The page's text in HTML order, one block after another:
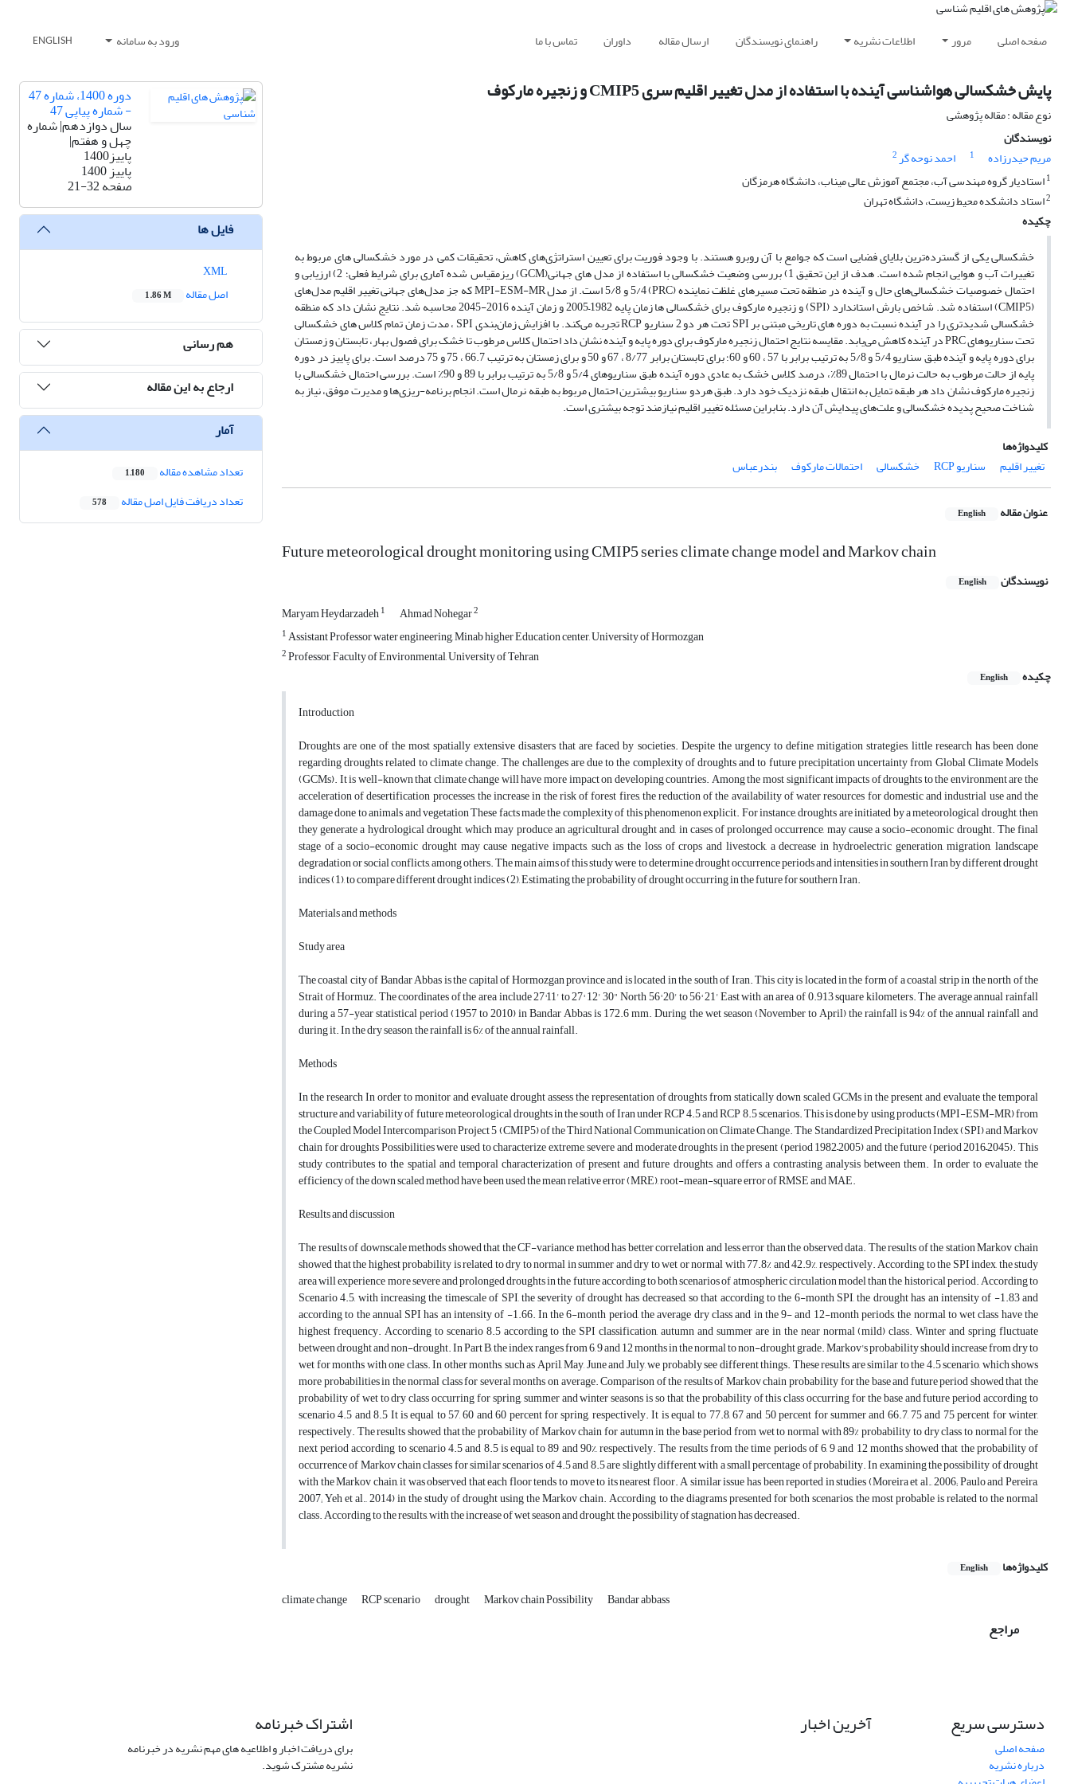
صفحه اصلی مرور اطلاعات نشریه راهنمای نویسندگان ارسال مقاله داوران تماس با ما ورود به سامانه ENGLISH
پایش خشکسالی هواشناسی آینده با استفاده از مدل تغییر اقلیم سری CMIP5 و زنجیره مارکوف
نوع مقاله : مقاله پژوهشی
نویسندگان
مریم حیدرزاده
1 احمد نوحه گر2
1استادیار گروه مهندسی آب، مجتمع آموزش عالی میناب، دانشگاه هرمزگان
2استاد دانشکده محیط زیست، دانشگاه تهران
چکیده
خشکسالی یکی از گسترده‌ترین بلایای فضایی است که جوامع با آن روبرو هستند. با وجود فوریت برای تعیین استراتژی‌های کاهش، تحقیقات کمی در مورد خشکسالی های مربوط به
تغییرات آب و هوایی انجام شده است. هدف از این تحقیق 1) بررسی وضعیت خشکسالی با استفاده از مدل های جهانی(GCM) ریزمقیاس شده آماری برای شرایط فعلی؛ 2) ارزیابی و
احتمال خصوصیات خشکسالی‌های حال و آینده در منطقه تحت مسیرهای غلظت نماینده (PRC) 5/4 و 5/8 است. از مدل MPI-ESM-MR که جز مدل‌های جهانی تغییر اقلیم مدل‌های
(CMIP5) استفاده شد. شاخص بارش استاندارد (SPI) و زنجیره مارکوف برای خشکسالی ها زمان پایه 1982–2005 و زمان آینده 2016-2045 محاسبه شد. نتایج نشان داد که منطقه
خشکسالی شدیدتری را در آینده نسبت به دوره های تاریخی مبتنی بر SPI تحت هر دو 2 سناریو RCP تجربه می‌کند. با افزایش زمان‌بندی SPI ، مدت زمان تمام کلاس های خشکسالی
تحت سناریوهای PRC در آینده کاهش می‌یابد. مقایسه نتایج احتمال زنجیره مارکوف برای دوره پایه و آینده نشان داد احتمال کلاس مرطوب تا خشک برای فصول بهار، تابستان و زمستان
برای دوره پایه و آینده طبق سناریو 5/4 و 5/8 به ترتیب برابر با 57 ، 60 و 60؛ برای تابستان برابر 8/77 ، 67 و 50 و برای زمستان به ترتیب 66.7 ، 75 و 75 درصد است. برای پاییز در دوره
پایه از حالت مرطوب به حالت نرمال با احتمال 89٪، درصد کلاس خشک به عادی دوره آینده طبق سناریوهای 5/4 و 5/8 به ترتیب برابر با 89 و 90٪ است. بررسی احتمال خشکسالی با
زنجیره مارکوف نشان داد هر طبقه تمایل به انتقال طبقه نزدیک خود دارد. طبق هردو سناریو بیشترین احتمال مربوط به طبقه نرمال است. انجام برنامه-ریزی‌ها و مدیرت موفق، نیاز به
شناخت صحیح پدیده خشکسالی و علت‌های پیدایش آن دارد. بنابراین مسئله تغییر اقلیم نیازمند توجه بیشتری است.
کلیدواژه‌ها
تغییر اقلیم
سناریو RCP خشکسالی احتمالات مارکوف بندرعباس
عنوان مقاله English
Future meteorological drought monitoring using CMIP5 series climate change model and Markov chain
نویسندگان English
Maryam Heydarzadeh1 Ahmad Nohegar2
1Assistant Professor water engineering, Minab higher Education center, University of Hormozgan
2Professor, Faculty of Environmental, University of Tehran
چکیده
English
Introduction
Droughts are one of the most spatially extensive disasters that are faced by societies. Despite the urgency to define mitigation strategies, little research has been done
regarding droughts related to climate change. The challenges are due to the complexity of droughts and to future precipitation uncertainty from Global Climate Models
(GCMs). It is well-known that climate change will have more impact on developing countries. Among the most significant impacts of droughts to the environment are the
acceleration of desertification processes, the increase in the risk of forest fires, the reduction of the availability of water resources for domestic and industrial use and the
damage done to animals and vegetation These facts made the complexity of this phenomenon explicit. For instance, droughts are initiated by a meteorological drought, then
they generate a hydrological drought, which may produce an agricultural drought and, in cases of prolonged occurrence, may cause a socio-economic drought. The final
stage of a socio-economic drought may cause negative impacts, such as the loss of crops and livestock, a decrease in hydroelectric generation, migration, landscape
degradation or social conflicts, among others. The main aims of this study were to determine drought occurrence periods and intensities in southern Iran by different drought
indices (1), to compare different drought indices (2), Estimating the probability of drought occurring in the future for southern Iran.
Materials and methods
Study area
The coastal city of Bandar Abbas is the capital of Hormozgan province and is located in the south of Iran. This city is located in the form of a coastal strip in the north of the
Strait of Hormuz. The coordinates of the area include 27°11' to 27° 12' 30" North 56° 20' to 56° 21' East with an area of 0.913 square kilometers. The average annual rainfall
during a 57-year statistical period (1957 to 2010) in Bandar Abbas is 172.6 mm. During the wet season (November to April) the rainfall is 94% of the annual rainfall and
during it. In the dry season, the rainfall is 6% of the annual rainfall.
Methods
In the research In order to monitor and evaluate drought assess the representation of droughts from statically down scaled GCMs in the present and evaluate the temporal
structure and variability of future meteorological droughts in the south of Iran under RCP 4.5 and RCP 8.5 scenarios. This is done by using products (MPI-ESM-MR) from
the Coupled Model Intercomparison Project 5 (CMIP5) of the Third National Communication on Climate Change. The Standardized Precipitation Index (SPI) and Markov
chain for droughts Possibilities were used to characterize extreme, severe and moderate droughts in the present (period 1982–2005) and the future (period 2016–2045). This
study contributes to the spatial and temporal characterization of present and future droughts, and offers a contrasting analysis between them. In order to evaluate the
efficiency of the down scaled method have been used the mean relative error (MRE), root-mean-square error of RMSE and MAE.
Results and discussion
The results of downscale methods showed that the CF-variance method has better correlation and less error than the observed data. The results of the station Markov chain
showed that the highest probability is related to dry to normal in summer and dry to wet or normal with 77.8% and 42.9%, respectively. According to the SPI index, the study
area will experience more severe and prolonged droughts in the future according to both scenarios of atmospheric circulation model than the historical period. According to
Scenario 4.5, with increasing the timescale of SPI, the severity of drought has decreased, so that according to the 6-month SPI, the drought has an intensity of -1.83 and
according to the annual SPI has an intensity of -1.66. In the 6-month period, the average dry class and in the 9- and 12-month periods, the normal to wet class have the
highest frequency. According to scenario 8.5 according to the SPI classification, autumn and summer are in the near normal (mild) class. Winter and spring fluctuate
between drought and non-drought. In Part B, the index ranges from 6, 9 and 12 months in the normal to non-drought grade. Markov's probability should increase from dry to
wet for months with one class. In other months, such as April, May, June and July, we probably see different things. These results are similar to the 4.5 scenario, which shows
more probabilities in the normal class for several months on average. Comparison of the results of Markov chain probability for the base and future period showed that the
probability of wet to dry class occurring for spring, summer and winter seasons is so that the probability of this class occurring for the base and future period according to
scenario 4.5 and 8.5 It is equal to 57, 60 and 60 percent for spring, respectively. It is equal to 77.8, 67 and 50 percent for summer and 66.7, 75 and 75 percent for winter,
respectively. The results showed that the probability of Markov chain for autumn in the base period from wet to normal with 89% probability to dry class to normal for the
next period according to scenario 4.5 and 8.5 is equal to 89 and 90%, respectively. The results from the time periods of 6, 9 and 12 months showed that the probability of
occurrence of Markov chain classes for similar scenarios of 4.5 and 8.5 are slightly different with a small percentage of probability. In examining the possibility of drought
with the Markov chain, it was observed that each floor tends to move to its nearest floor. A similar issue has been reported in studies (Moreira et al., 2006; Paulo and Pereira,
2007; Yeh et al., 2014) in the study of drought using the Markov chain. According to the diagrams presented for both scenarios, the most probable is related to the normal
class. According to the results, with the increase of wet season and drought, the possibility of stagnation has decreased.
کلیدواژه‌ها English
climate change RCP scenario drought Markov chain Possibility Bandar abbass
مراجع
دوره 1400، شماره 47
- شماره پیاپی 47
سال دوازدهم| شماره
چهل و هفتم|
پاییز1400
پاییز 1400
صفحه21-32
فایل ها
اصل مقاله
1.86 M
هم رسانی
ارجاع به این مقاله
آمار
تعداد مشاهده مقاله 1,180
تعداد دریافت فایل اصل مقاله 578
دسترسی سریع
صفحه اصلی
درباره نشریه
آخرین اخبار اشتراک خبرنامه
برای دریافت اخبار و اطلاعیه های مهم نشریه در خبرنامه
نشریه مشترک شوید.